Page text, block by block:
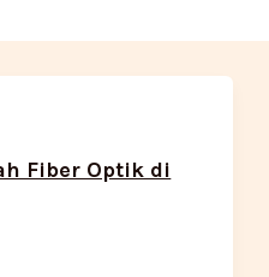
Fiber Optik di